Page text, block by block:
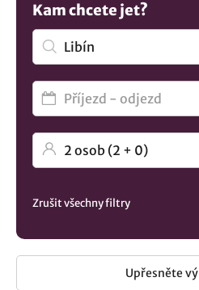
Kam chcete jet?
Zrušit všechny filtry
Upřesněte